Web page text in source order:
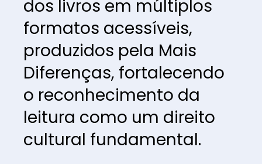
dos livros em múltiplos
formatos acessíveis,
produzidos pela Mais
Diferenças, fortalecendo
o reconhecimento da
leitura como um direito
cultural fundamental.